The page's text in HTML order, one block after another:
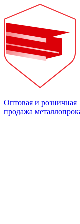
Оптовая и розничная
продажа